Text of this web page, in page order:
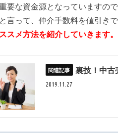
要な資金源となっていますの
言って、仲介手数料を値引き
スメ方法を紹介していきます。
裏技！中古
2019.11.27